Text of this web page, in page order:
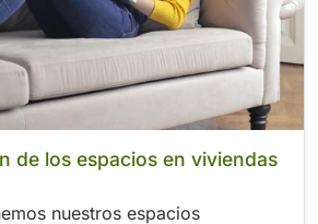
de los espacios en viviendas
nuestros espacios